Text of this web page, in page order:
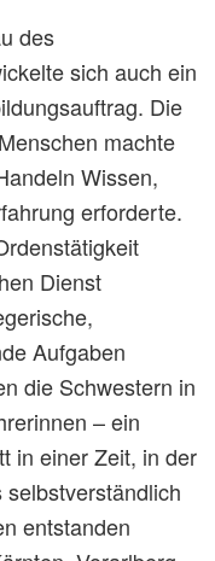
des
sich auch ein
Die
machte
Wissen,
erforderte.
Dienst
Aufgaben
die Schwestern in
– ein
in einer Zeit, in der
entstanden